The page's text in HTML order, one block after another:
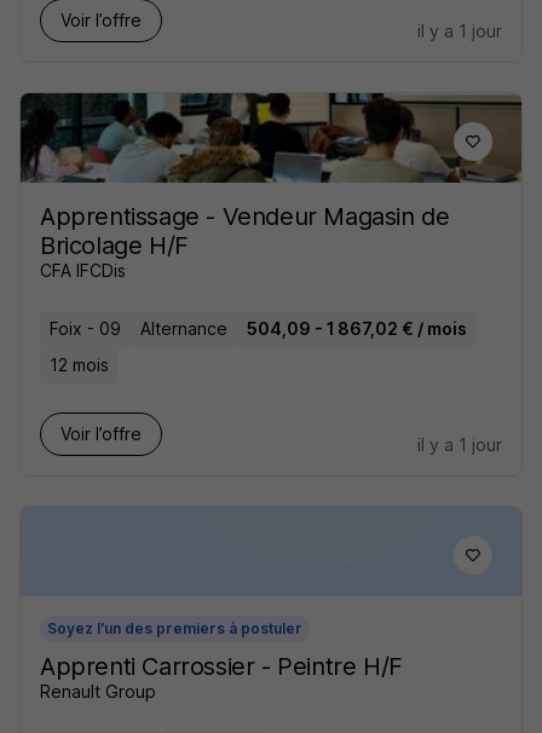
Voir l’offre
il y a 1 jour
Apprentissage - Vendeur Magasin de
Bricolage H/F
CFA IFCDis
Foix - 09 Alternance
504,09 - 1 867,02 € / mois
12 mois
Voir l’offre
il y a 1 jour
Soyez l'un des premiers à postuler
Apprenti Carrossier - Peintre H/F
Renault Group